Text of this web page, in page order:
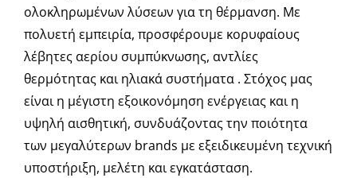
ολοκληρωμένων λύσεων για τη θέρμανση. Με
πολυετή εμπειρία, προσφέρουμε κορυφαίους
λέβητες αερίου συμπύκνωσης, αντλίες
θερμότητας και ηλιακά συστήματα . Στόχος μας
είναι η μέγιστη εξοικονόμηση ενέργειας και η
υψηλή αισθητική, συνδυάζοντας την ποιότητα
των μεγαλύτερων brands με εξειδικευμένη τεχνική
υποστήριξη, μελέτη και εγκατάσταση.